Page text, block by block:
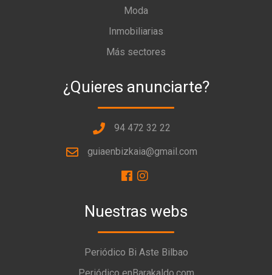
Moda
Inmobiliarias
Más sectores
¿Quieres anunciarte?
94 472 32 22
guiaenbizkaia@gmail.com
Nuestras webs
Periódico Bi Aste Bilbao